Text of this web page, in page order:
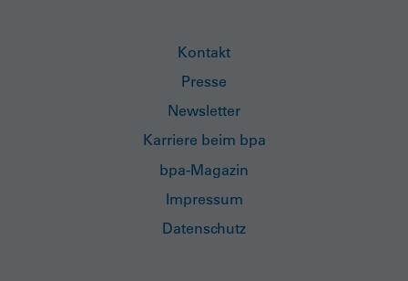
Kontakt
Presse
Newsletter
Karriere beim bpa
bpa-Magazin
Impressum
Datenschutz